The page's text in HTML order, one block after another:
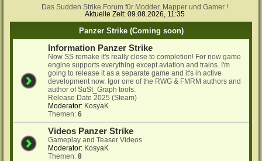
Das Sudden Strike Forum für Modder, Mapper und Gamer !
Aktuelle Zeit: 09.08.2026, 11:35
Panzer Strike (Coming soon)
Information Panzer Strike
Now SS remake it's really close to completion! For now game
engine supports everything except aviation and trains. I'm
going to release it as a separate game and it's in active
development now. Igor one of the RWG & FMRM authors and
author of SuSt_Graph tools.
Release Date 2025 (Steam)
Moderator: KosyaK
Themen:6
Videos Panzer Strike
Gameplay and Teaser Videos
Moderator: KosyaK
Themen:8